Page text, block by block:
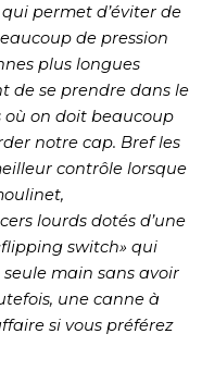
permet d’éviter de
de pression
plus longues
de se prendre dans le
où on doit beaucoup
notre cap. Bref les
contrôle lorsque
lourds dotés d’une
switch» qui
main sans avoir
une canne à
si vous préférez